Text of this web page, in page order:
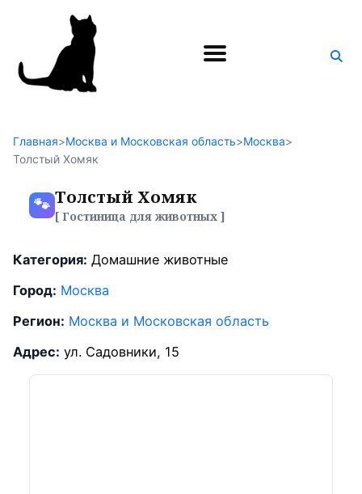
Поиск
Главная>Москва и Московская область>Москва>
Толстый Хомяк
🐾 Толстый Хомяк
[ Гостиница для животных ]
Категория: Домашние животные
Город: Москва
Регион: Москва и Московская область
Адрес: ул. Садовники, 15